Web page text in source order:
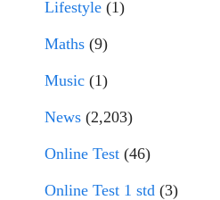
Lifestyle (1)
Maths (9)
Music (1)
News (2,203)
Online Test (46)
Online Test 1 std (3)